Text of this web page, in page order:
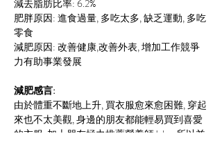
減去脂肪比率: 6.2%
肥胖原因: 進食過量, 多吃太多, 缺乏運動, 多吃
零食
減肥原因: 改善健康,改善外表, 增加工作競爭
力有助事業發展
減肥感言:
由於體重不斷地上升, 買衣服愈來愈困難, 穿起
來也不太美觀, 身邊的朋友都能輕易買到喜愛
的衣服, 加上朋友極力推薦營養師John, 所以並